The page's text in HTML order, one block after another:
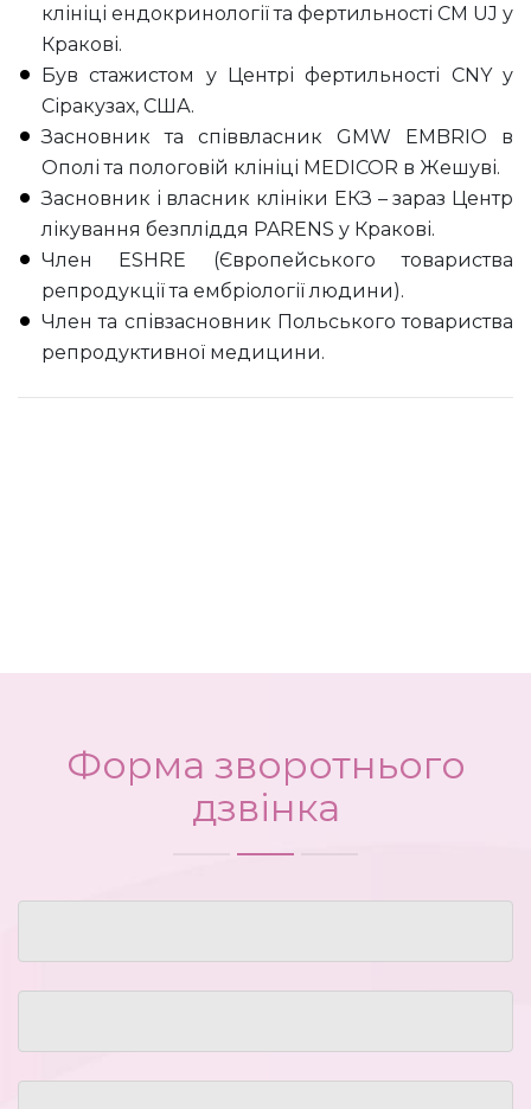
клініці ендокринології та фертильності CM UJ у
Кракові.
Був стажистом у Центрі фертильності CNY у
Сіракузах, США.
Засновник та співвласник GMW EMBRIO в
Ополі та пологовій клініці MEDICOR в Жешуві.
Засновник і власник клініки ЕКЗ – зараз Центр
лікування безпліддя PARENS у Кракові.
Член ESHRE (Європейського товариства
репродукції та ембріології людини).
Член та співзасновник Польського товариства
репродуктивної медицини.
Форма зворотнього
дзвінка